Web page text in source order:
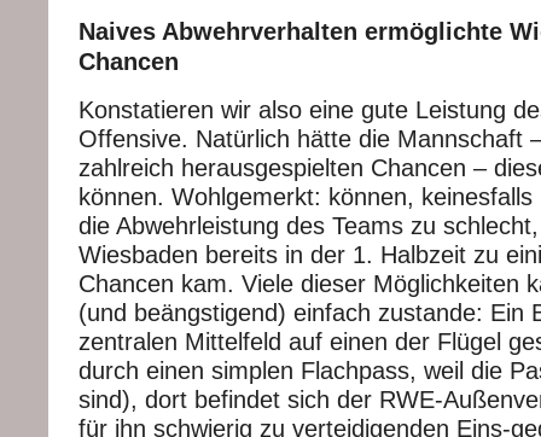
Naives Abwehrverhalten ermöglichte
Chancen
Konstatieren wir also eine gute Leistung
Offensive. Natürlich hätte die Mannschaft
zahlreich herausgespielten Chancen –
können. Wohlgemerkt: können,
die Abwehrleistung des Teams zu
Wiesbaden bereits in der 1. Halbzeit zu
Chancen kam. Viele dieser Möglichkeiten
(und beängstigend) einfach zustande: Ein
zentralen Mittelfeld auf einen der Flügel
durch einen simplen Flachpass, weil die
sind), dort befindet sich der RWE-
für ihn schwierig zu verteidigenden Eins-